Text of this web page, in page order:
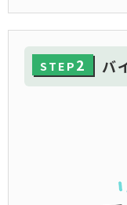
STEP2 バ